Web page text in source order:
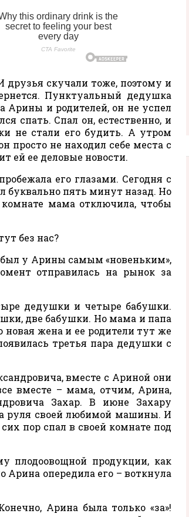
друзья скучали тоже, поэтому и
Пунктуальный дедушка
Арины и родителей, он не успел
спать. Спал он, естественно, и
не стали его будить. А утром
просто не находил себе места с
ей ее деловые новости.
его глазами. Сегодня с
буквально пять минут назад. Но
мама отключила, чтобы
без нас?
был у Арины самым «новеньким»,
отправилась на рынок за
дедушки и четыре бабушки.
две бабушки. Но мама и папа
новая жена и ее родители тут же
третья пара дедушки с
вместе с Ариной они
вместе – мама, отчим, Арина,
Захар. В июне Захару
руля своей любимой машины. И
пор спал в своей комнате под
плодоовощной продукции, как
опередила его – воткнула
Арина была только «за»!